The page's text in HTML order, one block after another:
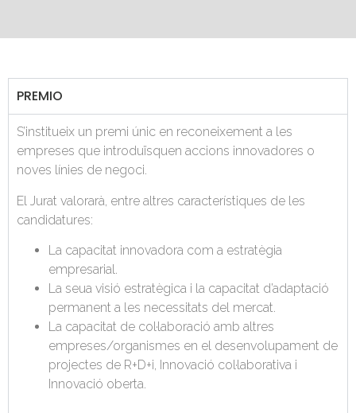
PREMIO
S’institueix un premi únic en reconeixement a les
empreses que introduïsquen accions innovadores o
noves línies de negoci.
El Jurat valorarà, entre altres característiques de les
candidatures:
La capacitat innovadora com a estratègia
empresarial.
La seua visió estratègica i la capacitat d’adaptació
permanent a les necessitats del mercat.
La capacitat de col·laboració amb altres
empreses/organismes en el desenvolupament de
projectes de R+D+i, Innovació col·laborativa i
Innovació oberta.